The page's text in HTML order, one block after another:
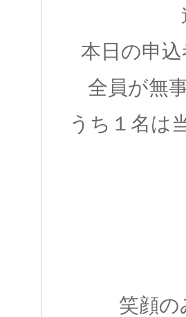
本日の申
全員が無
うち１名は
笑顔